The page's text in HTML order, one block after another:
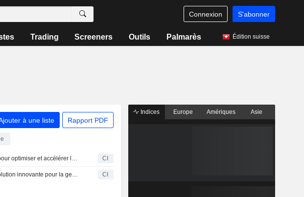
Connexion S'abonner
Trading Screeners Outils Palmarès Édition suisse
à une liste Rapport PDF
WCG lance des solutions analytiques révolutionnaires pour optimiser et accélérer les résultats des essais cliniques CI
WCG lance WCG ClinSphere eReview Manager, une solution innovante pour la gestion des soumissions IRB CI
Indices Europe Amériques Asie